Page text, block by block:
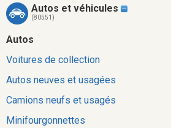
Autos et véhicules
(80551)
Autos
Voitures de collection
Autos neuves et usagées
Camions neufs et usagés
Minifourgonnettes